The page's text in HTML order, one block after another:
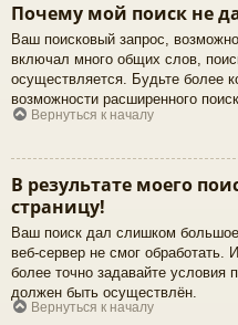
Почему мой поиск не
Ваш поисковый запрос,
включал много общих слов,
осуществляется. Будьте более
возможности расширенного
Вернуться к началу
В результате моего
страницу!
Ваш поиск дал слишком большое
веб-сервер не смог обработать.
более точно задавайте
должен быть осуществлён.
Вернуться к началу